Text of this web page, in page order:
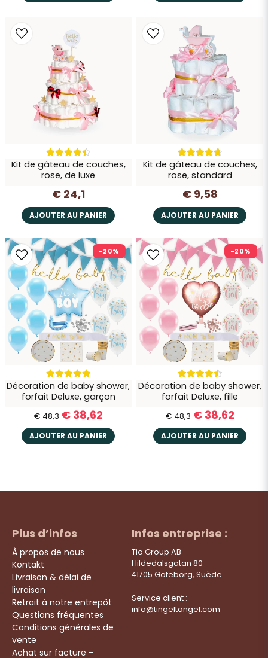
Kit de gâteau de couches,
rose, de luxe
€ 24,1
AJOUTER AU PANIER
Kit de gâteau de couches,
rose, standard
€ 9,58
AJOUTER AU PANIER
Décoration de baby shower,
forfait Deluxe, garçon
€ 48,3 € 38,62
AJOUTER AU PANIER
-20%
Décoration de baby shower,
forfait Deluxe, fille
€ 48,3 € 38,62
AJOUTER AU PANIER
-20%
Plus d’infos
À propos de nous
Kontakt
Livraison & délai de
livraison
Retrait à notre entrepôt
Questions fréquentes
Conditions générales de
vente
Achat sur facture -
Infos entreprise :
Tia Group AB
Hildedalsgatan 80
41705 Göteborg, Suède
Service client :
info@tingeltangel.com